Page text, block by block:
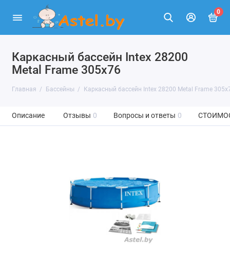
0
Каркасный бассейн Intex 28200
Metal Frame 305x76
Главная Бассейны Каркасный бассейн Intex 28200 Metal Frame
Описание Отзывы 0 Вопросы и ответы 0